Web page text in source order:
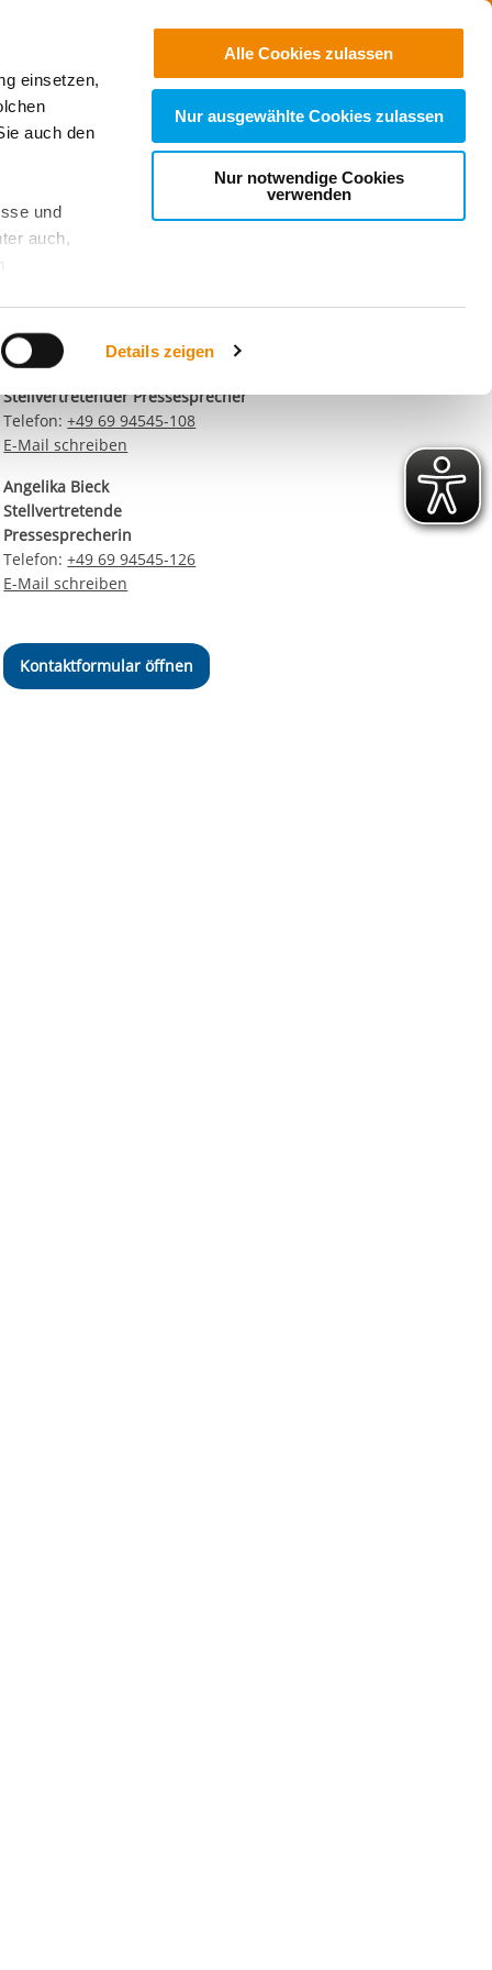
einsetzen,
auch den
und
auch,
. Wenn
Cookie-
Sie:
setzen wir
Details zeigen
Alle Cookies zulassen
Nur ausgewählte Cookies zulassen
Nur notwendige Cookies
verwenden
Suchen
Spenden
Jobs
Presseteams
Telefon:+49 69 94545-107
E-Mail schreiben
Matthias Schwerdtfeger
Stellvertretender Pressesprecher
Telefon:+49 69 94545-108
E-Mail schreiben
Angelika Bieck
Stellvertretende
Pressesprecherin
Telefon:+49 69 94545-126
E-Mail schreiben
Kontaktformular öffnen